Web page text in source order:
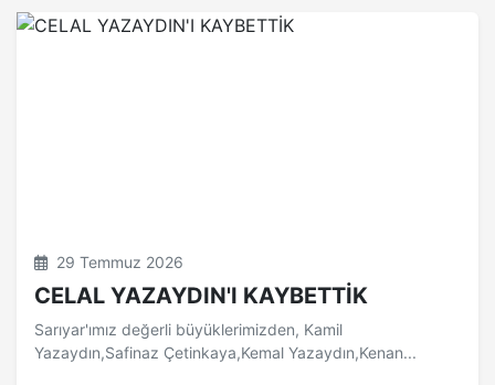
29 Temmuz 2026
CELAL YAZAYDIN'I KAYBETTİK
Sarıyar'ımız değerli büyüklerimizden, Kamil
Yazaydın,Safinaz Çetinkaya,Kemal Yazaydın,Kenan...